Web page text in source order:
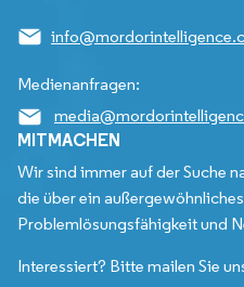
Medienanfragen:
MITMACHEN
Wir sind immer auf der Suche
die über ein
Problemlösungsfähigkeit und
Interessiert? Bitte mailen Sie